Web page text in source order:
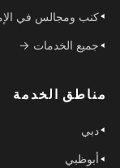
كنب ومجالس في
جميع الخدمات →
مناطق الخدمة
دبي
أبوظبي